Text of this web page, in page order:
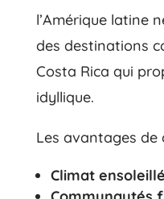
l’Amérique latine
des destinations
Costa Rica qui
idyllique.
Les avantages de
Climat ensoleillé